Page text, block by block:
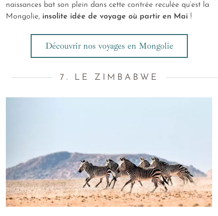
naissances bat son plein dans cette contrée reculée qu’est la
Mongolie, insolite idée de voyage où partir en Mai !
Découvrir nos voyages en Mongolie
7. LE ZIMBABWE